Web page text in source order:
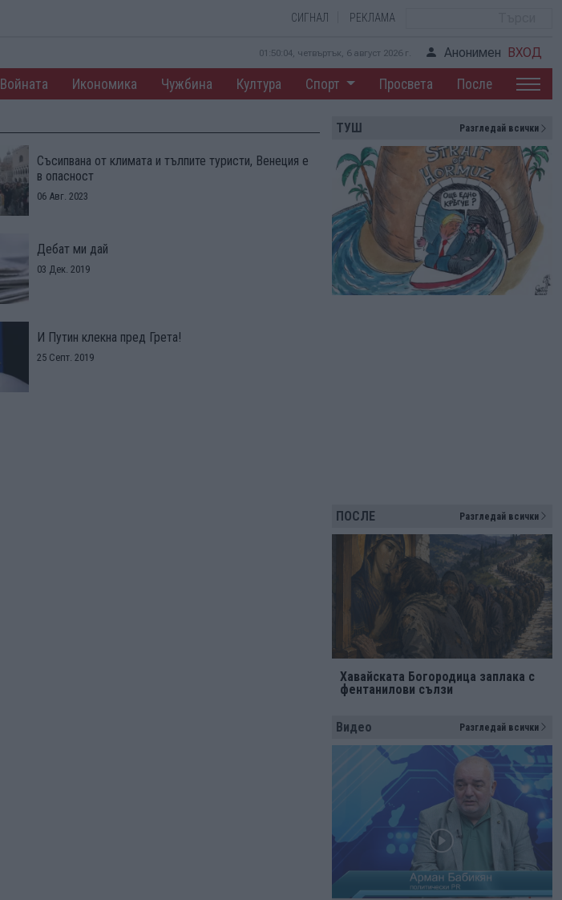
СИГНАЛ РЕКЛАМА
01:50:05, четвъртък, 6 август 2026 г. Анонимен ВХОД
Войната Икономика Чужбина Култура Спорт Просвета После
Съсипвана от климата и тълпите туристи, Венеция е
в опасност
06 Авг. 2023
Дебат ми дай
03 Дек. 2019
И Путин клекна пред Грета!
25 Септ. 2019
ТУШ Разгледай всички
ПОСЛЕ Разгледай всички
Хавайската Богородица заплака с
фентанилови сълзи
Видео Разгледай всички